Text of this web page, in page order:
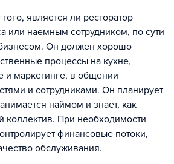
является ли ресторатор
или наемным сотрудником, по сути
Он должен хорошо
процессы на кухне,
и маркетинге, в общении
и сотрудниками. Он планирует
наймом и знает, как
коллектив. При необходимости
финансовые потоки,
обслуживания.